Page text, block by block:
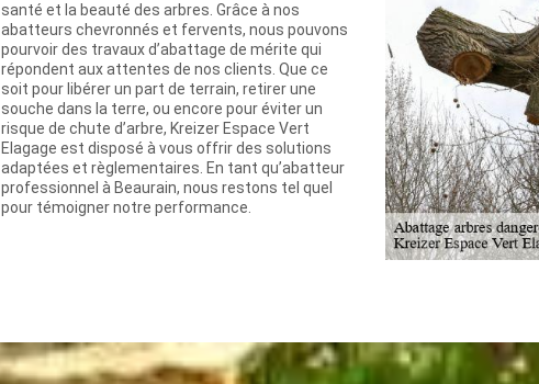
santé et la beauté des arbres. Grâce à nos
abatteurs chevronnés et fervents, nous pouvons
pourvoir des travaux d’abattage de mérite qui
répondent aux attentes de nos clients. Que ce
soit pour libérer un part de terrain, retirer une
souche dans la terre, ou encore pour éviter un
risque de chute d’arbre, Kreizer Espace Vert
Elagage est disposé à vous offrir des solutions
adaptées et règlementaires. En tant qu’abatteur
professionnel à Beaurain, nous restons tel quel
pour témoigner notre performance.